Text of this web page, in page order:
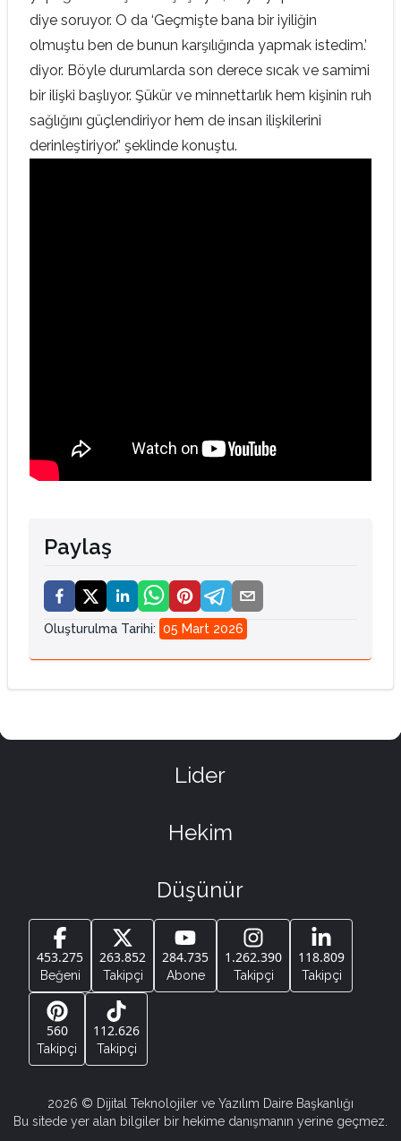
diye soruyor. O da ‘Geçmişte bana bir iyiliğin
olmuştu ben de bunun karşılığında yapmak istedim.’
diyor. Böyle durumlarda son derece sıcak ve samimi
bir ilişki başlıyor. Şükür ve minnettarlık hem kişinin ruh
sağlığını güçlendiriyor hem de insan ilişkilerini
derinleştiriyor.” şeklinde konuştu.
Paylaş
Oluşturulma Tarihi: 05 Mart 2026
Lider
Hekim
Düşünür
453.275
Beğeni
263.852
Takipçi
284.735
Abone
1.262.390
Takipçi
118.809
Takipçi
560
Takipçi
112.626
Takipçi
2026 © Dijital Teknolojiler ve Yazılım Daire Başkanlığı
Bu sitede yer alan bilgiler bir hekime danışmanın yerine geçmez.